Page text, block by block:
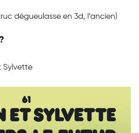
dégueulasse en 3d, l’ancien)
Sylvette